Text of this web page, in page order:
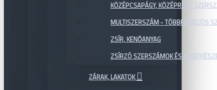
KÖZÉPCSAPÁGY, KÖZÉPRÉSZ
MULTISZERSZÁM - TÖBBFUNKCIÓS
ZSÍR, KENŐANYAG
ZSÍRZÓ SZERSZÁMOK ÉS
ZÁRAK, LAKATOK